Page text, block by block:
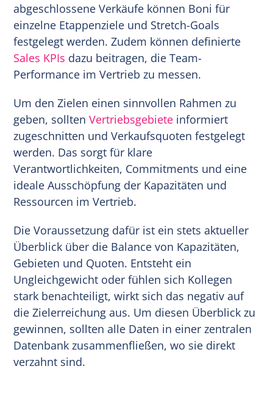
abgeschlossene Verkäufe können Boni für
einzelne Etappenziele und Stretch-Goals
festgelegt werden. Zudem können definierte
Sales KPIs dazu beitragen, die Team-
Performance im Vertrieb zu messen.
Um den Zielen einen sinnvollen Rahmen zu
geben, solltenVertriebsgebiete informiert
zugeschnitten und Verkaufsquoten festgelegt
werden. Das sorgt für klare
Verantwortlichkeiten, Commitments und eine
ideale Ausschöpfung der Kapazitäten und
Ressourcen im Vertrieb.
Die Voraussetzung dafür ist ein stets aktueller
Überblick über die Balance von Kapazitäten,
Gebieten und Quoten. Entsteht ein
Ungleichgewicht oder fühlen sich Kollegen
stark benachteiligt, wirkt sich das negativ auf
die Zielerreichung aus. Um diesen Überblick zu
gewinnen, sollten alle Daten in einer zentralen
Datenbank zusammenfließen, wo sie direkt
verzahnt sind.